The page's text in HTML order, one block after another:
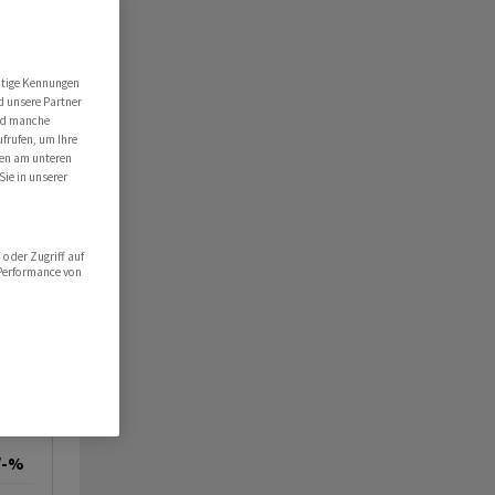
%
Kennungen
unsere Partner
manche
um Ihre
am unteren
in unserer
oder Zugriff auf
von